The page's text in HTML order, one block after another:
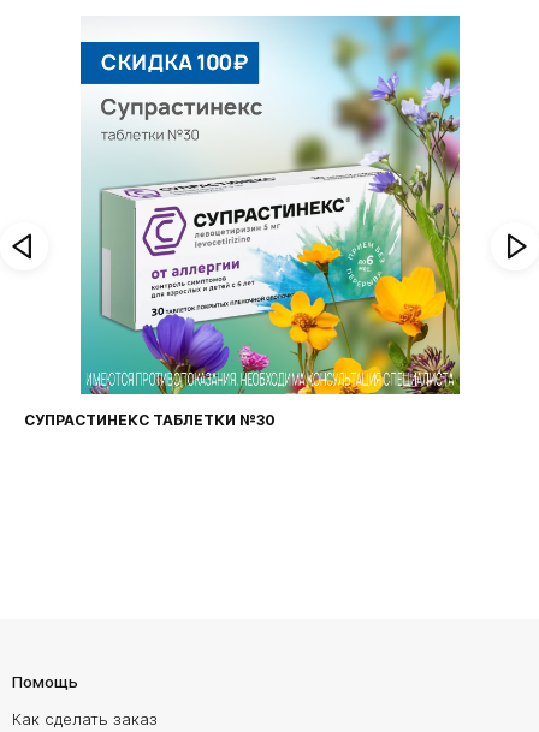
ФАРИНГОСЕПТ ТАБЛЕТКИ №20
Помощь
Как сделать заказ